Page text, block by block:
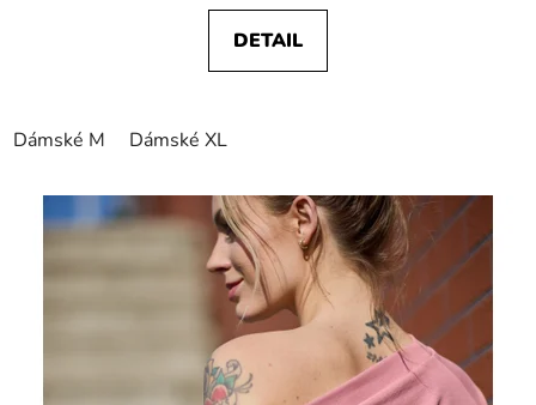
DETAIL
Dámské M Dámské XL